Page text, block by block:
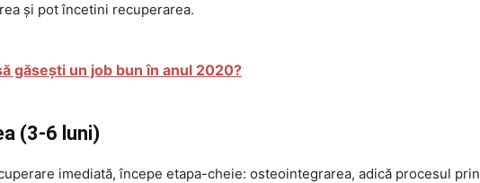
și pot încetini recuperarea.
găsești un job bun în anul 2020?
(3-6 luni)
imediată, începe etapa-cheie: osteointegrarea, adică procesul prin